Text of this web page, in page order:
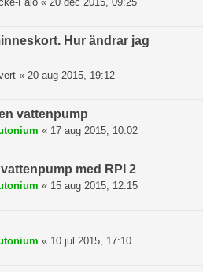
Hur ändrar jag
« 20 aug 2015, 19:12
vattenpump
« 17 aug 2015, 10:02
med RPI 2
« 15 aug 2015, 12:15
« 10 jul 2015, 17:10